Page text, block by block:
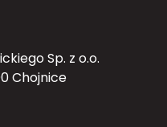
Sp. z o.o.
Chojnice